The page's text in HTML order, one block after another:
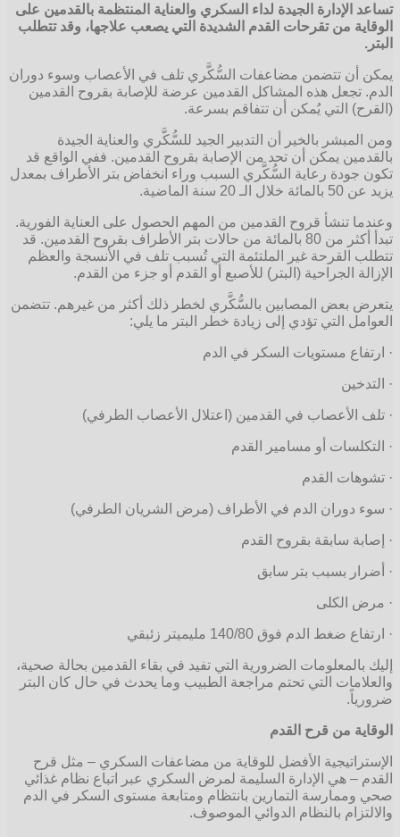
تساعد الإدارة الجيدة لداء السكري والعناية المنتظمة بالقدمين على
الوقاية من تقرحات القدم الشديدة التي يصعب علاجها، وقد تتطلب
البتر.
يمكن أن تتضمن مضاعفات السُّكَّري تلف في الأعصاب وسوء دوران
الدم. تجعل هذه المشاكل القدمين عرضة للإصابة بقروح القدمين
(القرح) التي يُمكن أن تتفاقم بسرعة.
ومن المبشر بالخير أن التدبير الجيد للسُّكَّري والعناية الجيدة
بالقدمين يمكن أن تحد من الإصابة بقروح القدمين. ففي الواقع قد
تكون جودة رعاية السُّكَّري السبب وراء انخفاض بتر الأطراف بمعدل
يزيد عن 50 بالمائة خلال الـ 20 سنة الماضية.
وعندما تنشأ قروح القدمين من المهم الحصول على العناية الفورية.
تبدأ أكثر من 80 بالمائة من حالات بتر الأطراف بقروح القدمين. قد
تتطلب القرحة غير الملتئمة التي تُسبب تلف في الأنسجة والعظم
الإزالة الجراحية (البتر) للأصبع أو القدم أو جزء من القدم.
يتعرض بعض المصابين بالسُّكَّري لخطر ذلك أكثر من غيرهم. تتضمن
العوامل التي تؤدي إلى زيادة خطر البتر ما يلي:
· ارتفاع مستويات السكر في الدم
· التدخين
· تلف الأعصاب في القدمين (اعتلال الأعصاب الطرفي)
· التكلسات أو مسامير القدم
· تشوهات القدم
· سوء دوران الدم في الأطراف (مرض الشريان الطرفي)
· إصابة سابقة بقروح القدم
· أضرار بسبب بتر سابق
· مرض الكلى
· ارتفاع ضغط الدم فوق 140/80 مليميتر زئبقي
إليك بالمعلومات الضرورية التي تفيد في بقاء القدمين بحالة صحية،
والعلامات التي تحتم مراجعة الطبيب وما يحدث في حال كان البتر
ضرورياً.
الوقاية من قرح القدم
الإستراتيجية الأفضل للوقاية من مضاعفات السكري – مثل قرح
القدم – هي الإدارة السليمة لمرض السكري عبر اتباع نظام غذائي
صحي وممارسة التمارين بانتظام ومتابعة مستوى السكر في الدم
والالتزام بالنظام الدوائي الموصوف.